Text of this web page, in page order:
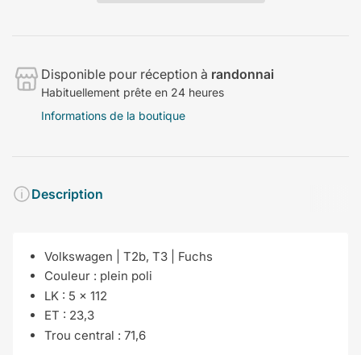
Disponible pour réception à randonnai
Habituellement prête en 24 heures
Informations de la boutique
Description
Volkswagen | T2b, T3
Fuchs
Couleur : plein poli
LK : 5 x 112
ET : 23,3
Trou central : 71,6